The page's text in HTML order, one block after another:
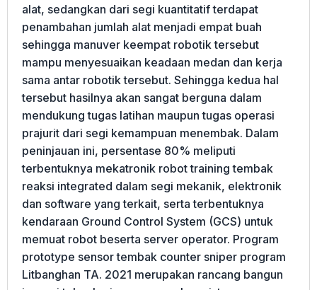
alat, sedangkan dari segi kuantitatif terdapat
penambahan jumlah alat menjadi empat buah
sehingga manuver keempat robotik tersebut
mampu menyesuaikan keadaan medan dan kerja
sama antar robotik tersebut. Sehingga kedua hal
tersebut hasilnya akan sangat berguna dalam
mendukung tugas latihan maupun tugas operasi
prajurit dari segi kemampuan menembak. Dalam
peninjauan ini, persentase 80% meliputi
terbentuknya mekatronik robot training tembak
reaksi integrated dalam segi mekanik, elektronik
dan software yang terkait, serta terbentuknya
kendaraan Ground Control System (GCS) untuk
memuat robot beserta server operator. Program
prototype sensor tembak counter sniper program
Litbanghan TA. 2021 merupakan rancang bangun